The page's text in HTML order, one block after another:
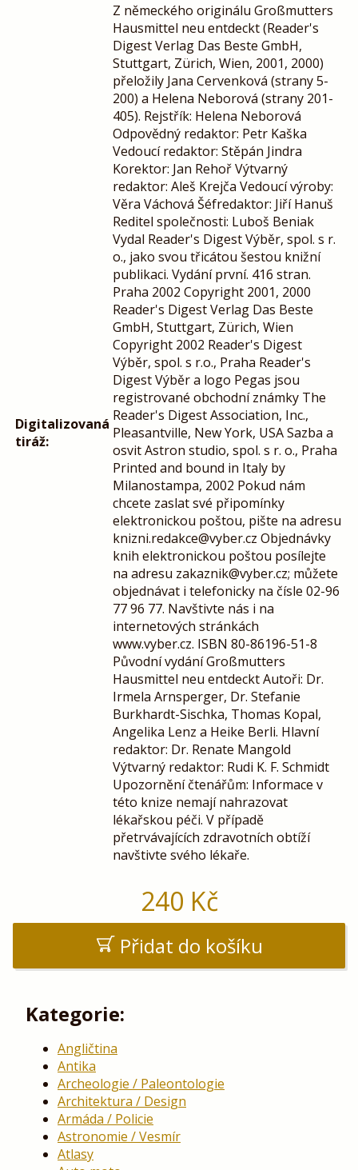
Digitalizovaná
tiráž:
Z německého originálu Großmutters
Hausmittel neu entdeckt (Reader's
Digest Verlag Das Beste GmbH,
Stuttgart, Zürich, Wien, 2001, 2000)
přeložily Jana Cervenková (strany 5-
200) a Helena Neborová (strany 201-
405). Rejstřík: Helena Neborová
Odpovědný redaktor: Petr Kaška
Vedoucí redaktor: Stěpán Jindra
Korektor: Jan Rehoř Výtvarný
redaktor: Aleš Krejča Vedoucí výroby:
Věra Váchová Šéfredaktor: Jiří Hanuš
Reditel společnosti: Luboš Beniak
Vydal Reader's Digest Výběr, spol. s r.
o., jako svou třicátou šestou knižní
publikaci. Vydání první. 416 stran.
Praha 2002 Copyright 2001, 2000
Reader's Digest Verlag Das Beste
GmbH, Stuttgart, Zürich, Wien
Copyright 2002 Reader's Digest
Výběr, spol. s r.o., Praha Reader's
Digest Výběr a logo Pegas jsou
registrované obchodní známky The
Reader's Digest Association, Inc.,
Pleasantville, New York, USA Sazba a
osvit Astron studio, spol. s r. o., Praha
Printed and bound in Italy by
Milanostampa, 2002 Pokud nám
chcete zaslat své připomínky
elektronickou poštou, pište na adresu
knizni.redakce@vyber.cz Objednávky
knih elektronickou poštou posílejte
na adresu zakaznik@vyber.cz; můžete
objednávat i telefonicky na čísle 02-96
77 96 77. Navštivte nás i na
internetových stránkách
www.vyber.cz. ISBN 80-86196-51-8
Původní vydání Großmutters
Hausmittel neu entdeckt Autoři: Dr.
Irmela Arnsperger, Dr. Stefanie
Burkhardt-Sischka, Thomas Kopal,
Angelika Lenz a Heike Berli. Hlavní
redaktor: Dr. Renate Mangold
Výtvarný redaktor: Rudi K. F. Schmidt
Upozornění čtenářům: Informace v
této knize nemají nahrazovat
lékařskou péči. V případě
přetrvávajících zdravotních obtíží
navštivte svého lékaře.
240 Kč
Přidat do košíku
Kategorie:
Angličtina
Antika
Archeologie / Paleontologie
Architektura / Design
Armáda / Policie
Astronomie / Vesmír
Atlasy